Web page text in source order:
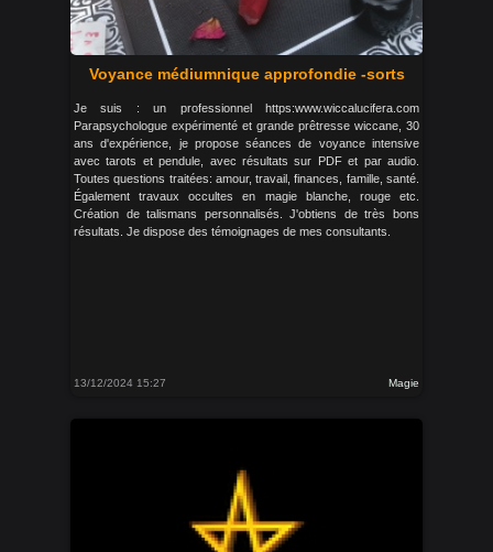
Voyance médiumnique approfondie -sorts
Je suis : un professionnel https:www.wiccalucifera.com
Parapsychologue expérimenté et grande prêtresse wiccane, 30
ans d'expérience, je propose séances de voyance intensive
avec tarots et pendule, avec résultats sur PDF et par audio.
Toutes questions traitées: amour, travail, finances, famille, santé.
Également travaux occultes en magie blanche, rouge etc.
Création de talismans personnalisés. J'obtiens de très bons
résultats. Je dispose des témoignages de mes consultants.
13/12/2024 15:27 Magie